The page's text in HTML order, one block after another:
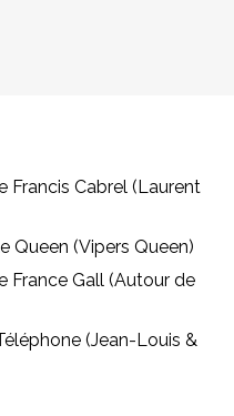
Francis Cabrel (Laurent
Queen (Vipers Queen)
France Gall (Autour de
(Jean-Louis &